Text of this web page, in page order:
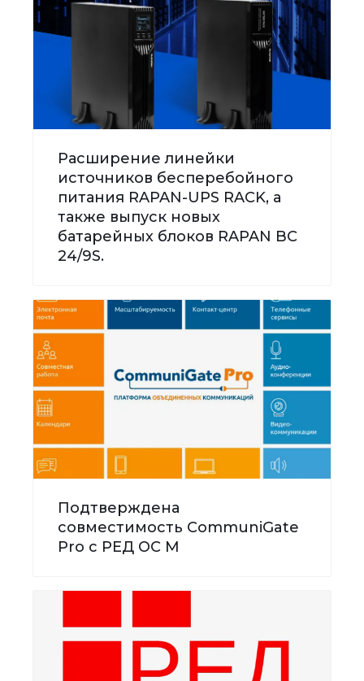
Расширение линейки
источников бесперебойного
питания RAPAN-UPS RACK, а
также выпуск новых
батарейных блоков RAPAN BC
24/9S.
Подтверждена
совместимость CommuniGate
Pro с РЕД ОС М